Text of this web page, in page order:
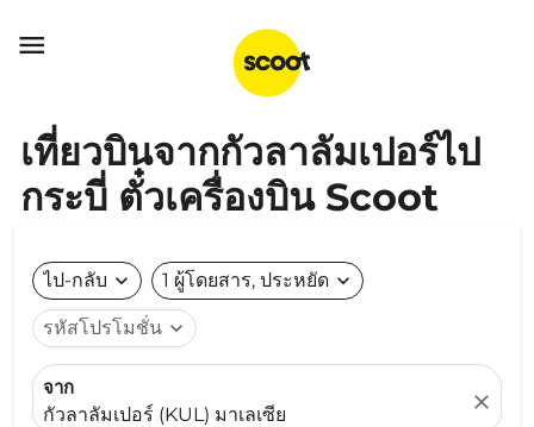

เที่ยวบินจากกัวลาลัมเปอร์ไป
กระบี่ ตั๋วเครื่องบิน Scoot
ไป-กลับ expand_more 1 ผู้โดยสาร, ประหยัด expand_more
รหัสโปรโมชั่น expand_more
จาก
กัวลาลัมเปอร์ (KUL) มาเลเซีย
close